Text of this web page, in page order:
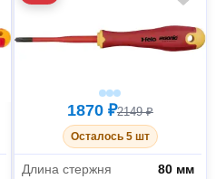
1870 ₽2149 ₽
Осталось 5 шт
Длина стержня
80 мм